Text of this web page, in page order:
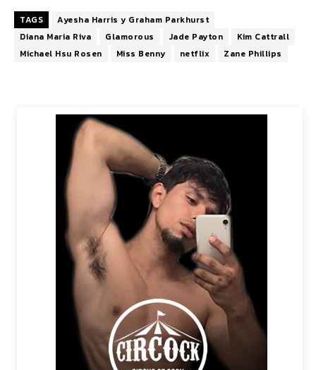
TAGS
Ayesha Harris y Graham Parkhurst
Diana Maria Riva
Glamorous Jade Payton
Kim Cattrall
Michael Hsu Rosen
Miss Benny netflix Zane Phillips